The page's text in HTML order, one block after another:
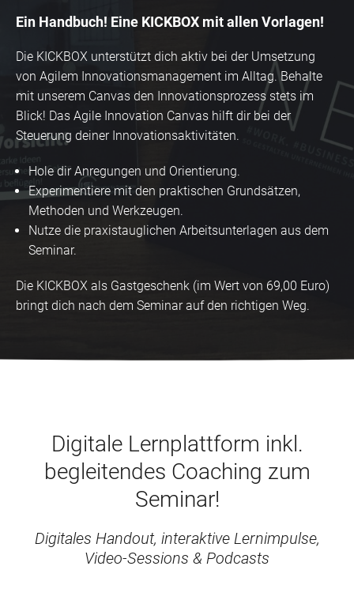
Ein Handbuch! Eine KICKBOX mit allen Vorlagen!
Die KICKBOX unterstützt dich aktiv bei der Umsetzung
von Agilem Innovationsmanagement im Alltag. Behalte
mit unserem Canvas den Innovationsprozess stets im
Blick! Das Agile Innovation Canvas hilft dir bei der
Steuerung deiner Innovationsaktivitäten.
Hole dir Anregungen und Orientierung.
Experimentiere mit den praktischen Grundsätzen,
Methoden und Werkzeugen.
Nutze die praxistauglichen Arbeitsunterlagen aus dem
Seminar.
Die KICKBOX als Gastgeschenk (im Wert von 69,00 Euro)
bringt dich nach dem Seminar auf den richtigen Weg.
Digitale Lernplattform inkl.
begleitendes Coaching zum
Seminar!
Digitales Handout, interaktive Lernimpulse,
Video-Sessions & Podcasts